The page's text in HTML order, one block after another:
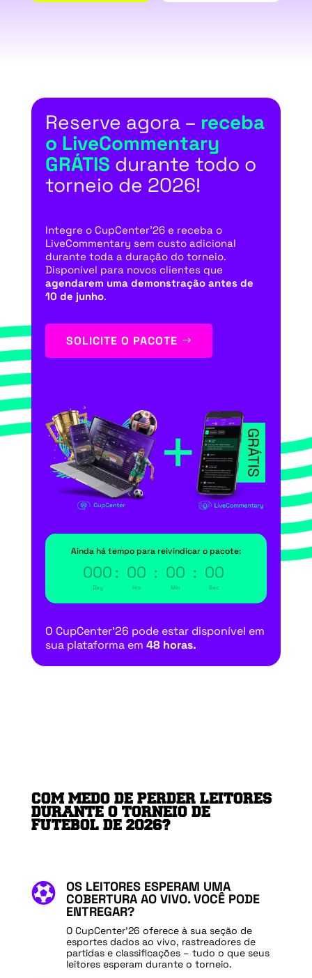
Reserve agora – receba
o LiveCommentary
GRÁTIS durante todo o
torneio de 2026!
Integre o CupCenter’26 e receba o
LiveCommentary sem custo adicional
durante toda a duração do torneio.
Disponível para novos clientes que
agendarem uma demonstração antes de
10 de junho.
SOLICITE O PACOTE
Ainda há tempo para reivindicar o pacote:
000
Day
: 00
Hrs
: 00
Min
: 00
Sec
O CupCenter’26 pode estar disponível em
sua plataforma em 48 horas.
COM MEDO DE PERDER LEITORES
DURANTE O TORNEIO DE
FUTEBOL DE 2026?
 OS LEITORES ESPERAM UMA
COBERTURA AO VIVO. VOCÊ PODE
ENTREGAR?
O CupCenter’26 oferece à sua seção de
esportes dados ao vivo, rastreadores de
partidas e classificações – tudo o que seus
leitores esperam durante o torneio.